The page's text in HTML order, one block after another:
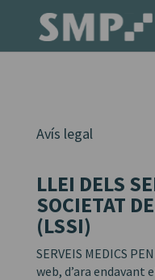
Avís legal
LLEI DELS
SOCIETAT
(LSSI)
SERVEIS MEDICS
web, d’ara endavant